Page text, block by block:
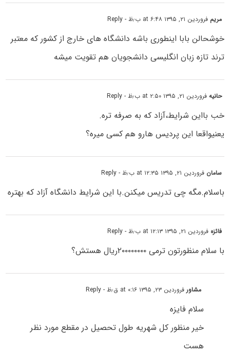
مریم فروردین ۲۱, ۱۳۹۵ at ۶:۴۸ ب٫ظ - Reply
خوشحالن بابا اینطوری باشه دانشگاه های خارج از کشور که معتبر
ترند تازه زبان انگلیسی دانشجویان هم تقویت میشه
حانیهفروردین ۲۱, ۱۳۹۵ at ۲:۵۰ ب٫ظ - Reply
خب بااین شرایط،آزاد که به صرفه تره.
یعنیواقعا این پردیس هارو هم کسی میره؟
سامان فروردین ۲۱, ۱۳۹۵ at ۱۲:۳۵ ب٫ظ - Reply
باسلام.مگه چی تدریس میکنن.با این شرایط دانشگاه آزاد که بهتره
فائزه فروردین ۲۱, ۱۳۹۵ at ۱۲:۱۳ ب٫ظ - Reply
با سلام منظورتون ترمی ۲۰۰۰۰۰۰۰۰ریال هستش؟
مشاورفروردین ۲۳, ۱۳۹۵ at ۰:۱۶ ق٫ظ - Reply
سلام فایزه
خیر منظور کل شهریه طول تحصیل در مقطع مورد نظر
هست